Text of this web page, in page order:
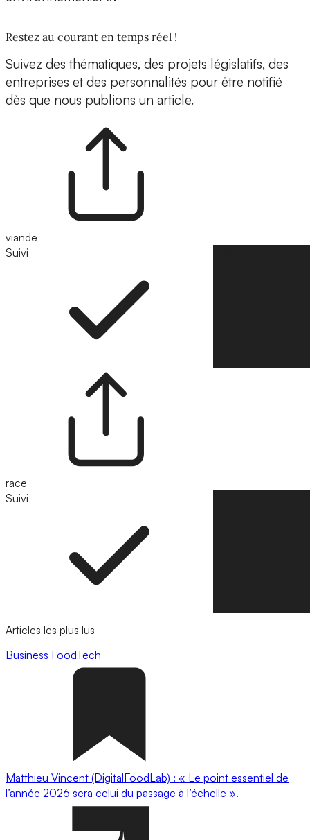
Restez au courant en temps réel !
Suivez des thématiques, des projets législatifs, des
entreprises et des personnalités pour être notifié
dès que nous publions un article.
viande
Suivi
race
Suivi
Articles les plus lus
Business FoodTech
Matthieu Vincent (DigitalFoodLab) : « Le point essentiel de
l’année 2026 sera celui du passage à l’échelle ».